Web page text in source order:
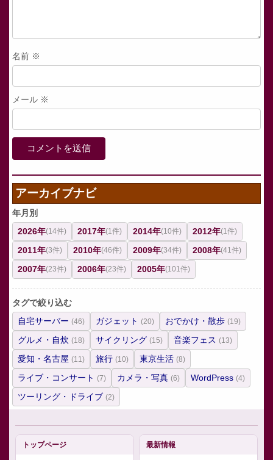
名前 ※
メール ※
アーカイブナビ
年月別
2026年(14件) 2017年(1件) 2014年(10件) 2012年(1件)
2011年(3件) 2010年(46件) 2009年(34件) 2008年(41件)
2007年(23件) 2006年(23件) 2005年(101件)
タグで絞り込む
自宅サーバー (46) ガジェット (20) おでかけ・散歩 (19)
グルメ・自炊 (18) サイクリング (15) 音楽フェス (13)
愛知・名古屋 (11) 旅行 (10) 東京生活 (8)
ライブ・コンサート (7) カメラ・写真 (6) WordPress (4)
ツーリング・ドライブ (2)
トップページ 最新情報